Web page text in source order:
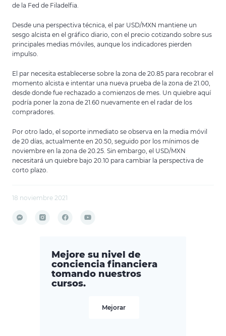
de la Fed de Filadelfia.
Desde una perspectiva técnica, el par USD/MXN mantiene un
sesgo alcista en el gráfico diario, con el precio cotizando sobre sus
principales medias móviles, aunque los indicadores pierden
impulso.
El par necesita establecerse sobre la zona de 20.85 para recobrar el
momento alcista e intentar una nueva prueba de la zona de 21.00,
desde donde fue rechazado a comienzos de mes. Un quiebre aquí
podría poner la zona de 21.60 nuevamente en el radar de los
compradores.
Por otro lado, el soporte inmediato se observa en la media móvil
de 20 días, actualmente en 20.50, seguido por los mínimos de
noviembre en la zona de 20.25. Sin embargo, el USD/MXN
necesitará un quiebre bajo 20.10 para cambiar la perspectiva de
corto plazo.
18 noviembre 2021
Mejore su nivel de
conciencia financiera
tomando nuestros
cursos.
Mejorar